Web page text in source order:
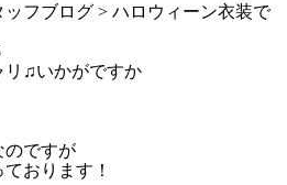
ッフブログ > ハロウィーン衣装で
リ♫いかがですか
のですが
おります！